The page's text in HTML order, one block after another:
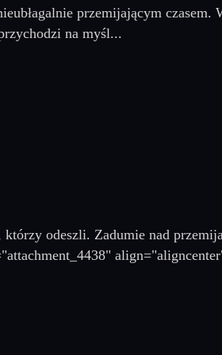
przemijającym czasem.
na myśl...
odeszli. Zadumie nad